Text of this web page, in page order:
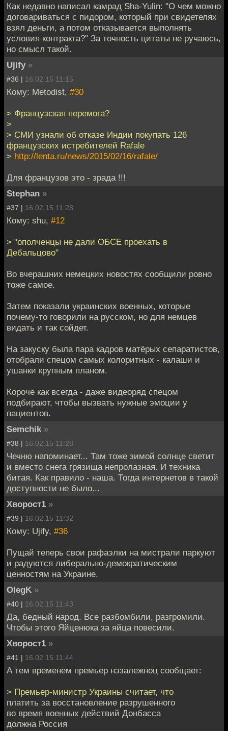
Как недавно написал камрад Sha-Yulin: "О чем можно
договариваться с пидором, который при свидетелях
взял деньги, а потом отказывается выполнять
условия контракта?" За точность цитаты не ручаюсь,
но смысл такой.
Ujify »
#36 | 16.02.15 11:15
Кому: Metodist, #30
> Французская перемога?
>
> СМИ узнали об отказе Индии покупать 126
французских истребителей Rafale
> http://lenta.ru/news/2015/02/16/rafale/
Для французов это - зрада !!!
Stephan »
#37 | 16.02.15 11:28
Кому: shu, #12
> "ополченцы не дали ОБСЕ проехать в
Дебальцово"
Во вчерашних немецких новостях сообщили ровно
тоже самое.
Затем показали украинских военных, которые
почему-то говорили на русском, но для немцев
видать и так сойдет.
На закуску была пара кадров матёрых сепаратистов,
отобрали спецом самых колоритных - калаши и
ушанки крупным планом.
Короче как всегда - даже видеоряд спецом
подбирают, чтобы вызвать нужные эмоции у
пациентов.
Semchik »
#38 | 16.02.15 11:28
Чечню напоминает... Там тоже зимой солнце светит
и вместо снега грязища непролазная. И техника
битая. Как правило - наша. Тогда интернетов в такой
доступности не было...
Хворост1 »
#39 | 16.02.15 11:32
Кому: Ujify, #36
Пущай теперь свои рафаэлки на мистрали паркуют
и радуются либерально-демократическим
ценностям на Украине.
OlegK »
#40 | 16.02.15 11:43
Да, бедный народ. Все разбомбили, разгромили.
Чтобы этого Яйценюка за яйца повесили.
Хворост1 »
#41 | 16.02.15 11:44
А тем временем премьер нэзалежноц сообщает:
> Премьер-министр Украины считает, что
платить за восстановление разрушенного
во время военных действий Донбасса
должна Россия